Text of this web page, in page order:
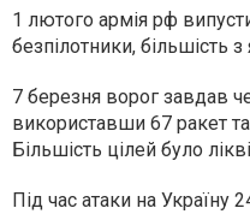
1 лютого армія рф
безпілотники, більшість
7 березня ворог завдав
використавши 67 ракет
Більшість цілей було
Під час атаки на Україну